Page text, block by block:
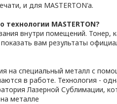
и для MASTERTON'a.
MASTERTON?
внутри помещений.
вам результаты
на специальный металл с
в работе. Технология -
Лазерной Сублимации,
металле